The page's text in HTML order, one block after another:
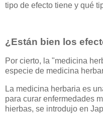
tipo de efecto tiene y qué
¿Están bien los
Por cierto, la "medicina
especie de medicina
La medicina herbaria es
para curar enfermedades
hierbas, se introdujo en